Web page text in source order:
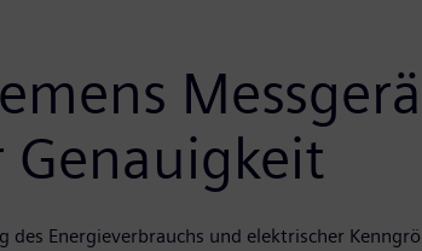
Genauigkeit
des Energieverbrauchs und elektrischer